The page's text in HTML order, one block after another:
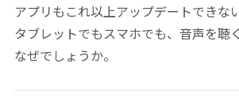
アプリもこれ以上アップデートできな
タブレットでもスマホでも、音声を聴
なぜでしょうか。